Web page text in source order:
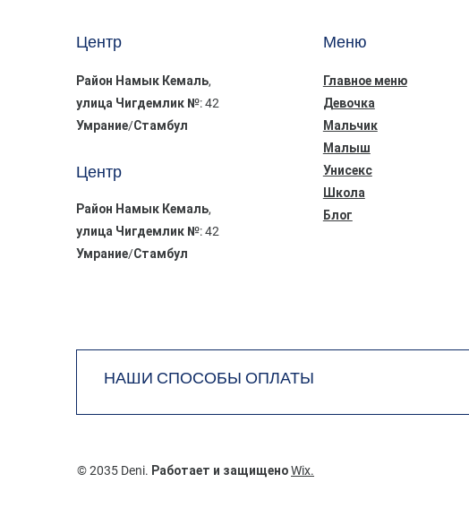
Центр
Район Намык Кемаль,
улица Чигдемлик №: 42
Умрание/Стамбул
Центр
Район Намык Кемаль,
улица Чигдемлик №: 42
Умрание/Стамбул
Меню
Главное меню
Девочка
Мальчик
Малыш
Унисекс
Школа
Блог
НАШИ СПОСОБЫ ОПЛАТЫ
© 2035 Deni. Работает и защищеноWix.